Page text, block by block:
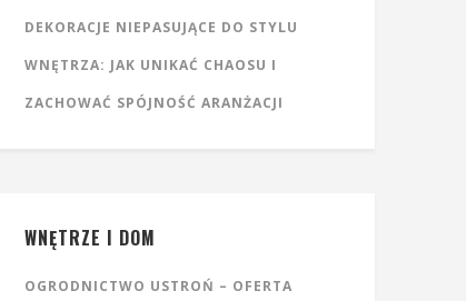
DEKORACJE NIEPASUJĄCE DO STYLU
WNĘTRZA: JAK UNIKAĆ CHAOSU I
ZACHOWAĆ SPÓJNOŚĆ ARANŻACJI
WNĘTRZE I DOM
OGRODNICTWO USTROŃ – OFERTA